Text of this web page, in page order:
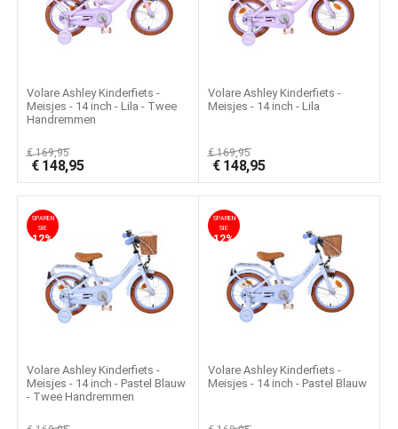
Volare Ashley Kinderfiets -
Meisjes - 14 inch - Lila - Twee
Handremmen
€169,95
€ 148,95
Volare Ashley Kinderfiets -
Meisjes - 14 inch - Lila
€169,95
€ 148,95
SPAREN
SIE
12%
Volare Ashley Kinderfiets -
Meisjes - 14 inch - Pastel Blauw
- Twee Handremmen
SPAREN
SIE
12%
Volare Ashley Kinderfiets -
Meisjes - 14 inch - Pastel Blauw